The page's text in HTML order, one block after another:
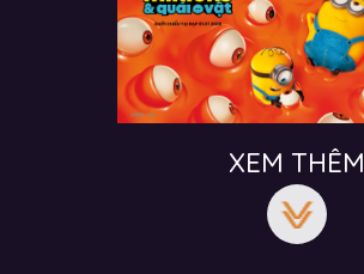
XEM THÊM